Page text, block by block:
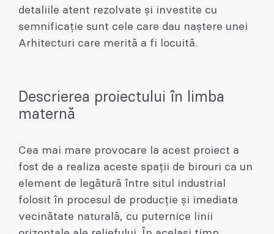
detaliile atent rezolvate și investite cu
semnificație sunt cele care dau naștere unei
Arhitecturi care merită a fi locuită.
Descrierea proiectului în limba
maternă
Cea mai mare provocare la acest proiect a
fost de a realiza aceste spații de birouri ca un
element de legătură între situl industrial
folosit în procesul de producție și imediata
vecinătate naturală, cu puternice linii